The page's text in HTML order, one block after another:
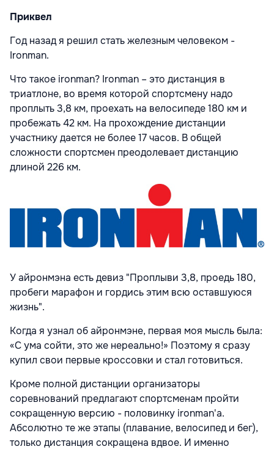
Приквел
Год назад я решил стать железным человеком -
Ironman.
Что такое ironman? Ironman – это дистанция в
триатлоне, во время которой спортсмену надо
проплыть 3,8 км, проехать на велосипеде 180 км и
пробежать 42 км. На прохождение дистанции
участнику дается не более 17 часов. В общей
сложности спортсмен преодолевает дистанцию
длиной 226 км.
У айронмэна есть девиз "Проплыви 3,8, проедь 180,
пробеги марафон и гордись этим всю оставшуюся
жизнь".
Когда я узнал об айронмэне, первая моя мысль была:
«С ума сойти, это же нереально!» Поэтому я сразу
купил свои первые кроссовки и стал готовиться.
Кроме полной дистанции организаторы
соревнований предлагают спортсменам пройти
сокращенную версию - половинку ironman'а.
Абсолютно те же этапы (плавание, велосипед и бег),
только дистанция сокращена вдвое. И именно